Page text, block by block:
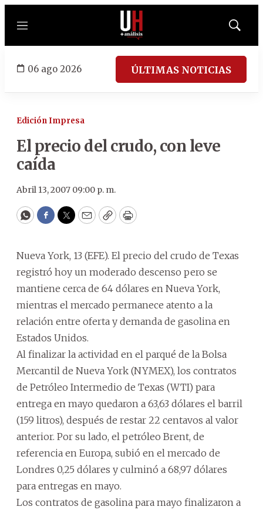
Menú
Mostrar
06 ago 2026 ÚLTIMAS NOTICIAS
Edición Impresa
El precio del crudo, con leve
caída
Abril 13, 2007 09:00 p. m.
WhatsApp
Facebook
Twitter
EmailCopyPrint
Nueva York, 13 (EFE). El precio del crudo de Texas
registró hoy un moderado descenso pero se
mantiene cerca de 64 dólares en Nueva York,
mientras el mercado permanece atento a la
relación entre oferta y demanda de gasolina en
Estados Unidos.
Al finalizar la actividad en el parqué de la Bolsa
Mercantil de Nueva York (NYMEX), los contratos
de Petróleo Intermedio de Texas (WTI) para
entrega en mayo quedaron a 63,63 dólares el barril
(159 litros), después de restar 22 centavos al valor
anterior. Por su lado, el petróleo Brent, de
referencia en Europa, subió en el mercado de
Londres 0,25 dólares y culminó a 68,97 dólares
para entregas en mayo.
Los contratos de gasolina para mayo finalizaron a